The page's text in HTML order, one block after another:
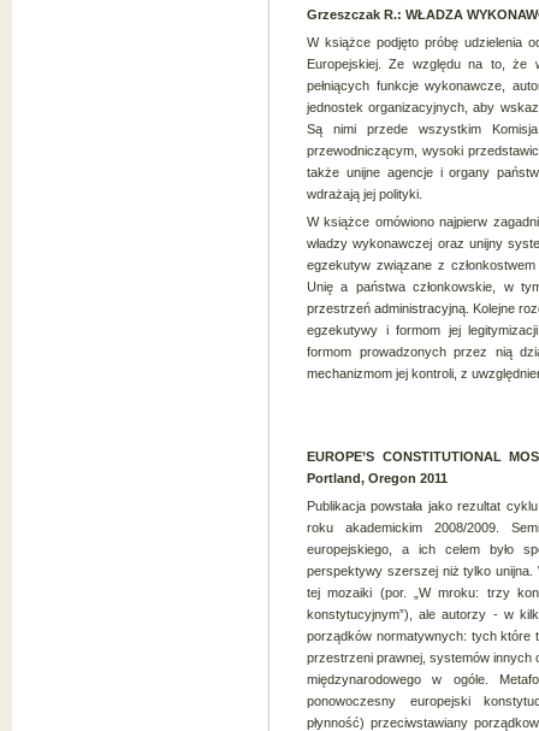
Grzeszczak R.: WŁADZA
W książce podjęto próbę udzielenia
Europejskiej. Ze względu na to, że
pełniących funkcje wykonawcze,
jednostek organizacyjnych, aby
Są nimi przede wszystkim
przewodniczącym, wysoki
także unijne agencje i organy
wdrażają jej polityki.
W książce omówiono najpierw
władzy wykonawczej oraz unijny
egzekutyw związane z
Unię a państwa członkowskie, w
przestrzeń administracyjną. Kolejne
egzekutywy i formom jej
formom prowadzonych przez nią
mechanizmom jej kontroli, z
EUROPE’S CONSTITUTIONAL
Portland, Oregon 2011
Publikacja powstała jako rezultat
roku akademickim 2008/2009.
europejskiego, a ich celem było
perspektywy szerszej niż tylko unijna.
tej mozaiki (por. „W mroku: trzy
konstytucyjnym”), ale autorzy - w
porządków normatywnych: tych które
przestrzeni prawnej, systemów innych
międzynarodowego w ogóle.
ponowoczesny europejski
płynność) przeciwstawiany